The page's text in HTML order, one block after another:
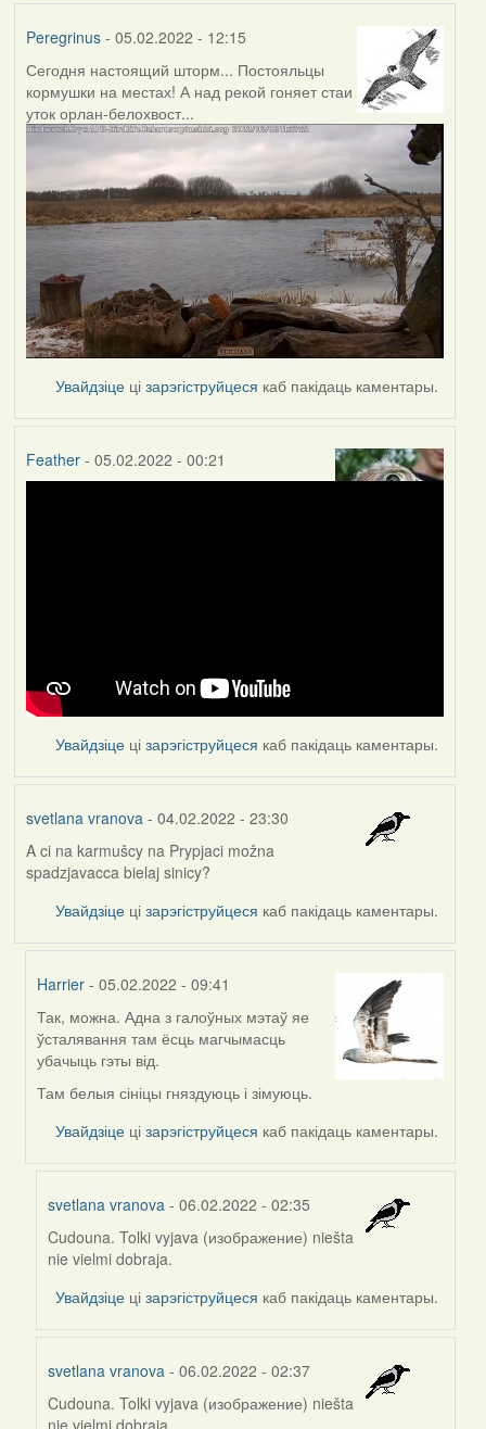
Peregrinus- 05.02.2022 - 12:15
Сегодня настоящий шторм... Постояльцы
кормушки на местах! А над рекой гоняет стаи
уток орлан-белохвост...
Увайдзіце цізарэгіструйцеся каб пакідаць каментары.
Feather- 05.02.2022 - 00:21
Увайдзіце цізарэгіструйцеся каб пакідаць каментары.
svetlana vranova - 04.02.2022 - 23:30
A ci na karmušcy na Prypjaci možna
spadzjavacca bielaj sinicy?
Увайдзіце цізарэгіструйцеся каб пакідаць каментары.
Harrier - 05.02.2022 - 09:41
In
reply
to
by
vranova
Так, можна. Адна з галоўных мэтаў яе
ўсталявання там ёсць магчымасць
убачыць гэты від.
Там белыя сініцы гняздуюць і зімуюць.
Увайдзіце цізарэгіструйцеся каб пакідаць каментары.
svetlana vranova - 06.02.2022 - 02:35
In
reply
to
Harrier
Cudouna. Tolki vyjava (изображение) niešta
nie vielmi dobraja.
Увайдзіце цізарэгіструйцеся каб пакідаць каментары.
svetlana vranova - 06.02.2022 - 02:37
In
Cudouna. Tolki vyjava (изображение) niešta
nie vielmi dobraja.